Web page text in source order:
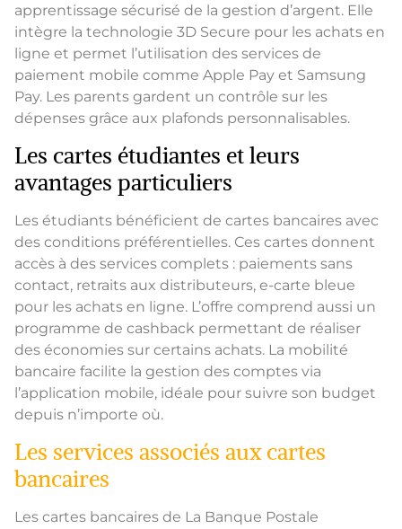
apprentissage sécurisé de la gestion d’argent. Elle
intègre la technologie 3D Secure pour les achats en
ligne et permet l’utilisation des services de
paiement mobile comme Apple Pay et Samsung
Pay. Les parents gardent un contrôle sur les
dépenses grâce aux plafonds personnalisables.
Les cartes étudiantes et leurs
avantages particuliers
Les étudiants bénéficient de cartes bancaires avec
des conditions préférentielles. Ces cartes donnent
accès à des services complets : paiements sans
contact, retraits aux distributeurs, e-carte bleue
pour les achats en ligne. L’offre comprend aussi un
programme de cashback permettant de réaliser
des économies sur certains achats. La mobilité
bancaire facilite la gestion des comptes via
l’application mobile, idéale pour suivre son budget
depuis n’importe où.
Les services associés aux cartes
bancaires
Les cartes bancaires de La Banque Postale